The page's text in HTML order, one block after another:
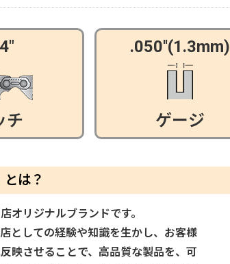
チ
.050''(1.3mm)
ゲージ
とは？
オリジナルブランドです。
としての経験や知識を生かし、お客様
映させることで、高品質な製品を、可